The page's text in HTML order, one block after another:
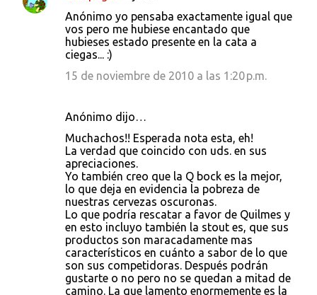
Anónimo yo pensaba exactamente igual que
vos pero me hubiese encantado que
hubieses estado presente en la cata a
ciegas... :)
15 de noviembre de 2010 a las 1:20 p.m.
Anónimo dijo…
Muchachos!! Esperada nota esta, eh!
La verdad que coincido con uds. en sus
apreciaciones.
Yo también creo que la Q bock es la mejor,
lo que deja en evidencia la pobreza de
nuestras cervezas oscuronas.
Lo que podría rescatar a favor de Quilmes y
en esto incluyo también la stout es, que sus
productos son maracadamente mas
característicos en cuánto a sabor de lo que
son sus competidoras. Después podrán
gustarte o no pero no se quedan a mitad de
camino. La que lamento enormemente es la